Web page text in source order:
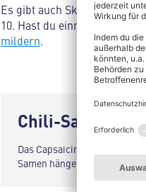
Es gibt auch Skalen, die
10. Hast du einmal zu viel
mildern.
Chili-Samen
Das Capsaicin befindet sich
Samen hängen. Wenn du die